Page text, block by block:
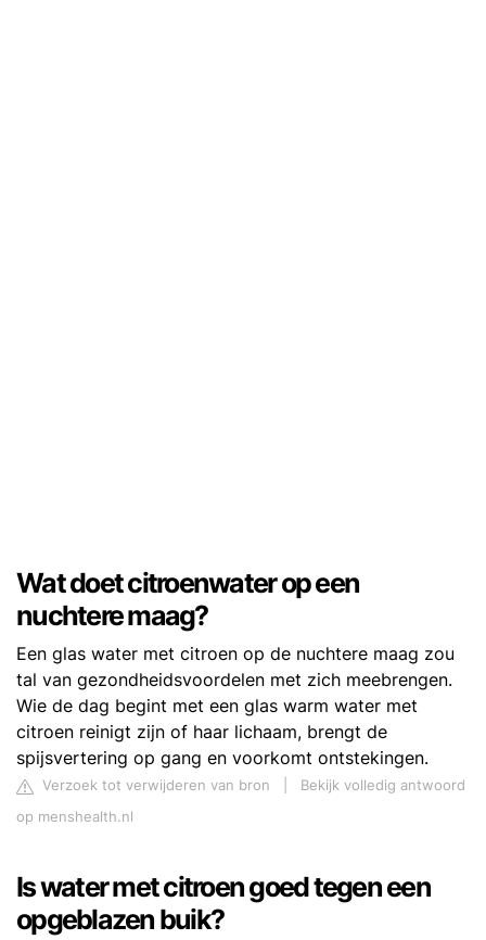
Wat doet citroenwater op een
nuchtere maag?
Een glas water met citroen op de nuchtere maag zou
tal van gezondheidsvoordelen met zich meebrengen.
Wie de dag begint met een glas warm water met
citroen reinigt zijn of haar lichaam, brengt de
spijsvertering op gang en voorkomt ontstekingen.
Verzoek tot verwijderen van bron
Bekijk volledig antwoord
op menshealth.nl
Is water met citroen goed tegen een
opgeblazen buik?